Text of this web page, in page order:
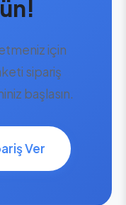
için
sipariş
başlasın.
Ver